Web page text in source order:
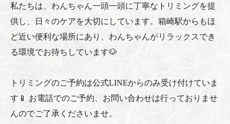
私たちは、わんちゃん一頭一頭に丁寧なトリミングを提
供し、日々のケアを大切にしています。箱崎駅からもほ
ど近い便利な場所にあり、わんちゃんがリラックスでき
る環境でお待ちしています🐶
トリミングのご予約は公式LINEからのみ受け付けていま
す📱 お電話でのご予約、お問い合わせは行っておりませ
んのでご了承くださいませ。